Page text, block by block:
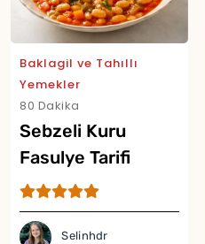
Baklagil ve Tahıllı
Yemekler
80 Dakika
Sebzeli Kuru
Fasulye Tarifi
Selinhdr